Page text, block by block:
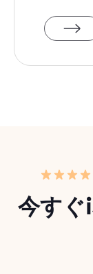
今すぐ